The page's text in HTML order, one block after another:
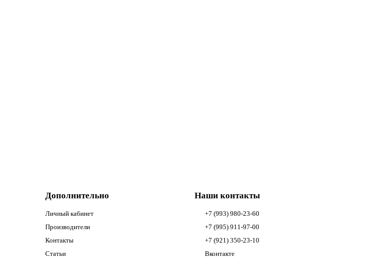
Дополнительно
Личный кабинет
Производители
Контакты
Статьи
Наши контакты
+7 (993) 980-23-60
+7 (995) 911-97-00
+7 (921) 350-23-10
Вконтакте